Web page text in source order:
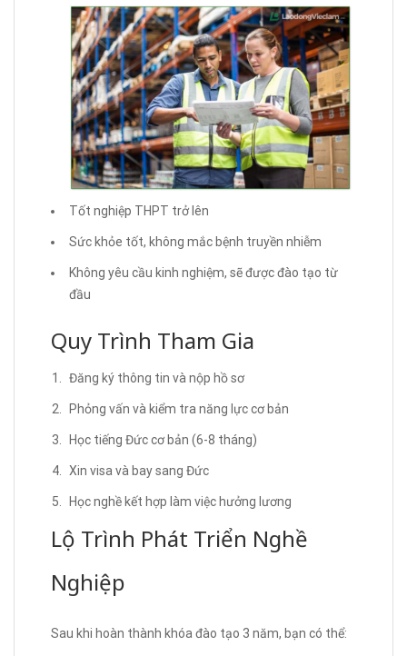
Tốt nghiệp THPT trở lên
Sức khỏe tốt, không mắc bệnh truyền nhiễm
Không yêu cầu kinh nghiệm, sẽ được đào tạo từ
đầu
Quy Trình Tham Gia
Đăng ký thông tin và nộp hồ sơ
Phỏng vấn và kiểm tra năng lực cơ bản
Học tiếng Đức cơ bản (6-8 tháng)
Xin visa và bay sang Đức
Học nghề kết hợp làm việc hưởng lương
Lộ Trình Phát Triển Nghề
Nghiệp
Sau khi hoàn thành khóa đào tạo 3 năm, bạn có thể: